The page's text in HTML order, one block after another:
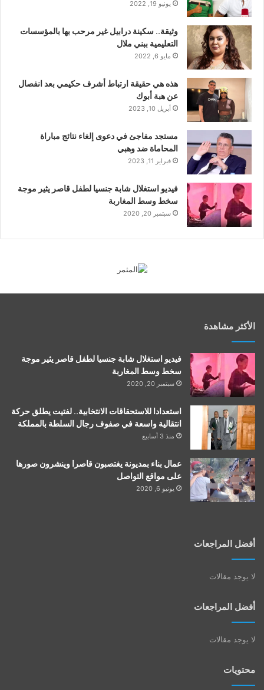
يونيو 19, 2022
وثيقة.. سكينة درابيل غير مرحب بها بالمؤسسات
التعليمية ببني ملال
مايو 6, 2022
هذه هي حقيقة ارتباط أشرف حكيمي بعد انفصال
عن هبة أبوك
أبريل 10, 2023
مستجد مفاجئ في دعوى إلغاء نتائج مباراة
المحاماة ضد وهبي
فبراير 11, 2023
فيديو استغلال شابة جنسيا لطفل قاصر يثير موجة
سخط وسط المغاربة
سبتمبر 20, 2020
الأكثر مشاهدة
فيديو استغلال شابة جنسيا لطفل قاصر يثير موجة
سخط وسط المغاربة
سبتمبر 20, 2020
استعدادا للاستحقاقات الانتخابية.. لفتيت يطلق حركة
انتقالية واسعة في صفوف رجال السلطة بالمملكة
منذ 3 أسابيع
عمال بناء بمديونة يغتصبون قاصرا وينشرون صورها
على مواقع التواصل
يونيو 6, 2020
أفضل المراجعات
لا يوجد مقالات
أفضل المراجعات
لا يوجد مقالات
محتويات